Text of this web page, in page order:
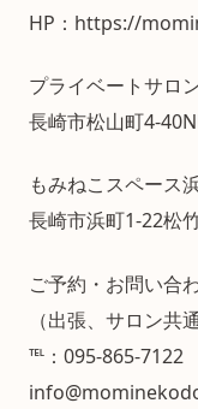
HP：https://
プライベートサロ
長崎市松山町4-
もみねこスペース
長崎市浜町1-22松
ご予約・お問い合
（出張、サロン共通
℡：095-865-7122